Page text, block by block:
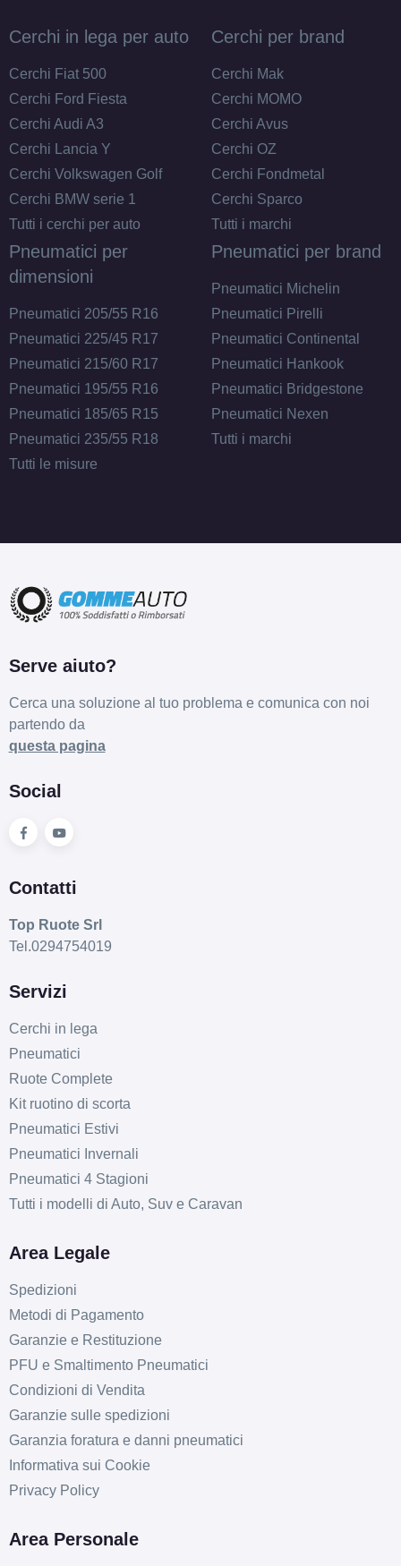
Disponibile
DEZENT Tn Black Mirror
4 fori 14" 5.5X14 ET42
4x100
Foro centrale: 54.1mm
Disponibile
4 fori 14" 5.5X14 ET45
4x100
Foro centrale: 54.1mm
Cerchi in lega per auto
Cerchi Fiat 500
Cerchi Ford Fiesta
Cerchi Audi A3
Cerchi Lancia Y
Cerchi Volkswagen Golf
Cerchi BMW serie 1
Tutti i cerchi per auto
Cerchi per brand
Cerchi Mak
Cerchi MOMO
Cerchi Avus
Cerchi OZ
Cerchi Fondmetal
Cerchi Sparco
Tutti i marchi
Pneumatici per
dimensioni
Pneumatici 205/55 R16
Pneumatici 225/45 R17
Pneumatici 215/60 R17
Pneumatici 195/55 R16
Pneumatici 185/65 R15
Pneumatici 235/55 R18
Tutti le misure
Pneumatici per brand
Pneumatici Michelin
Pneumatici Pirelli
Pneumatici Continental
Pneumatici Hankook
Pneumatici Bridgestone
Pneumatici Nexen
Tutti i marchi
Serve aiuto?
Cerca una soluzione al tuo problema e comunica con noi
partendo da
questa pagina
Social
Contatti
Top Ruote Srl
Tel.0294754019
Servizi
Cerchi in lega
Pneumatici
Ruote Complete
Kit ruotino di scorta
Pneumatici Estivi
Pneumatici Invernali
Pneumatici 4 Stagioni
Tutti i modelli di Auto, Suv e Caravan
Area Legale
Spedizioni
Metodi di Pagamento
Garanzie e Restituzione
PFU e Smaltimento Pneumatici
Condizioni di Vendita
Garanzie sulle spedizioni
Garanzia foratura e danni pneumatici
Informativa sui Cookie
Privacy Policy
Area Personale